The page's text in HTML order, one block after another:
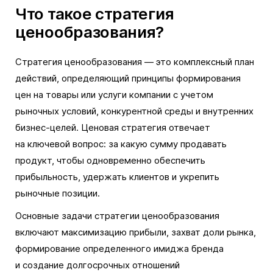
Что такое стратегия
ценообразования?
Стратегия ценообразования — это комплексный план
действий, определяющий принципы формирования
цен на товары или услуги компании с учетом
рыночных условий, конкурентной среды и внутренних
бизнес-целей. Ценовая стратегия отвечает
на ключевой вопрос: за какую сумму продавать
продукт, чтобы одновременно обеспечить
прибыльность, удержать клиентов и укрепить
рыночные позиции.
Основные задачи стратегии ценообразования
включают максимизацию прибыли, захват доли рынка,
формирование определенного имиджа бренда
и создание долгосрочных отношений